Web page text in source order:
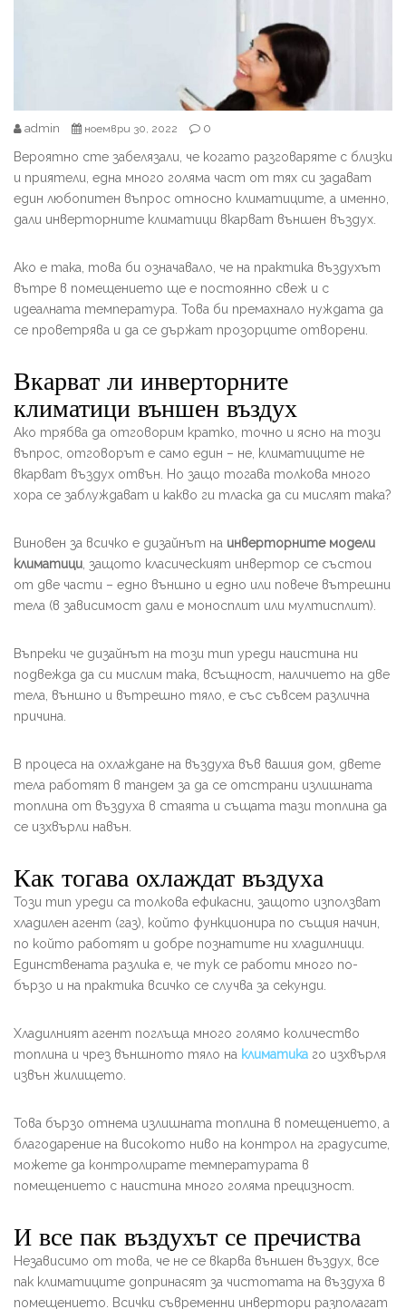
admin ноември 30, 2022 0
Вероятно сте забелязали, че когато разговаряте с близки
и приятели, една много голяма част от тях си задават
един любопитен въпрос относно климатиците, а именно,
дали инверторните климатици вкарват външен въздух.
Ако е така, това би означавало, че на практика въздухът
вътре в помещението ще е постоянно свеж и с
идеалната температура. Това би премахнало нуждата да
се проветрява и да се държат прозорците отворени.
Вкарват ли инверторните
климатици външен въздух
Ако трябва да отговорим кратко, точно и ясно на този
въпрос, отговорът е само един – не, климатиците не
вкарват въздух отвън. Но защо тогава толкова много
хора се заблуждават и какво ги тласка да си мислят така?
Виновен за всичко е дизайнът на инверторните модели
климатици , защото класическият инвертор се състои
от две части – едно външно и едно или повече вътрешни
тела (в зависимост дали е моносплит или мултисплит).
Въпреки че дизайнът на този тип уреди наистина ни
подвежда да си мислим така, всъщност, наличието на две
тела, външно и вътрешно тяло, е със съвсем различна
причина.
В процеса на охлаждане на въздуха във вашия дом, двете
тела работят в тандем за да се отстрани излишната
топлина от въздуха в стаята и същата тази топлина да
се изхвърли навън.
Как тогава охлаждат въздуха
Този тип уреди са толкова ефикасни, защото използват
хладилен агент (газ), който функционира по същия начин,
по който работят и добре познатите ни хладилници.
Единствената разлика е, че тук се работи много по-
бързо и на практика всичко се случва за секунди.
Хладилният агент поглъща много голямо количество
топлина и чрез външното тяло на климатика го изхвърля
извън жилището.
Това бързо отнема излишната топлина в помещението, а
благодарение на високото ниво на контрол на градусите,
можете да контролирате температурата в
помещението с наистина много голяма прецизност.
И все пак въздухът се пречиства
Независимо от това, че не се вкарва външен въздух, все
пак климатиците допринасят за чистотата на въздуха в
помещението. Всички съвременни инвертори разполагат